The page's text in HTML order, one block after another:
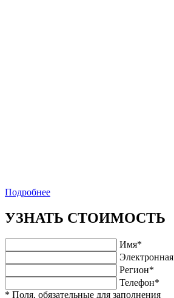
Подробнее
УЗНАТЬ СТОИМОСТЬ
Имя*
Регион*
Телефон*
* Поля, обязательные для заполнения